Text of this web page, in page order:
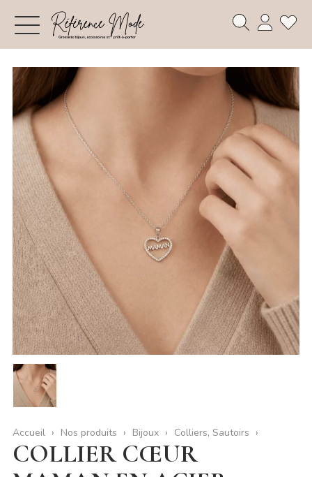
Accueil Nos produits Bijoux Colliers, Sautoirs
COLLIER CŒUR